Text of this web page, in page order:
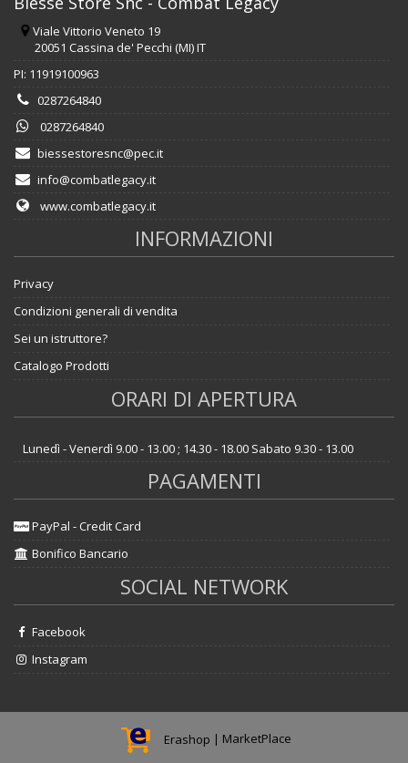
Viale Vittorio Veneto 19
20051 Cassina de' Pecchi (MI) IT
PI: 11919100963
0287264840
0287264840
biessestoresnc@pec.it
info@combatlegacy.it
www.combatlegacy.it
INFORMAZIONI
Privacy
Condizioni generali di vendita
Sei un istruttore?
Catalogo Prodotti
ORARI DI APERTURA
Lunedì - Venerdì 9.00 - 13.00 ; 14.30 - 18.00 Sabato 9.30 - 13.00
PAGAMENTI
PayPal - Credit Card
Bonifico Bancario
SOCIAL NETWORK
Facebook
Instagram
Erashop | MarketPlace